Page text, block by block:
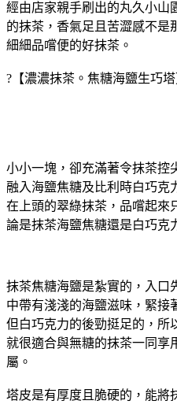
經由店家親手刷出的丸久小山
的抹茶，香氣足且苦澀感不是
細細品嚐便的好抹茶。
?【濃濃抹茶。焦糖海鹽生巧塔
小小一塊，卻充滿著令抹茶控
融入海鹽焦糖及比利時白巧克
在上頭的翠綠抹茶，品嚐起來
論是抹茶海鹽焦糖還是白巧克
抹茶焦糖海鹽是紮實的，入口
中帶有淺淺的海鹽滋味，緊接
但白巧克力的後勁挺足的，所
就很適合與無糖的抹茶一同享
屬。
塔皮是有厚度且脆硬的，能將